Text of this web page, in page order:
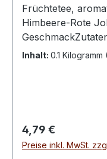
Früchtetee,
Himbeere-Rote
Hagebutten,
Minuten ziehen
Inhalt: 0.1 Kilogramm
Regulärer Preis:
4,79 €
Preise inkl. MwSt.